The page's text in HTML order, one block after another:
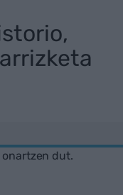
dut.